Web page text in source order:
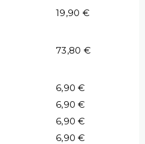
19,90 €
73,80 €
6,90 €
6,90 €
6,90 €
6,90 €